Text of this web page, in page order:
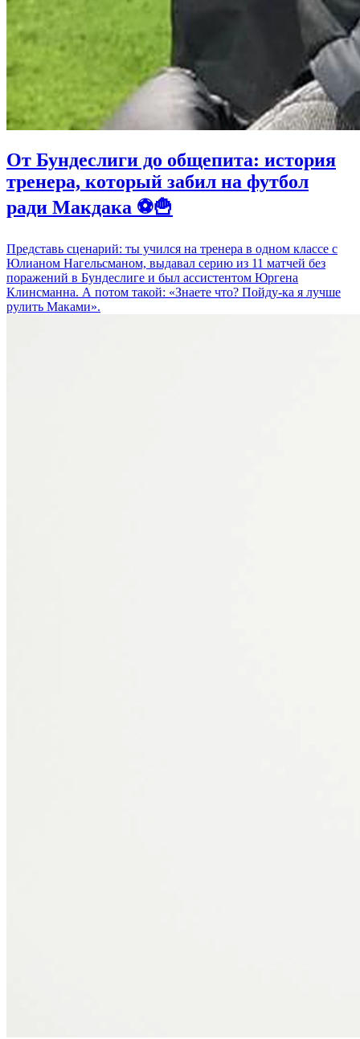
От Бундеслиги до общепита: история
тренера, который забил на футбол
ради Макдака ⚽🍟
Представь сценарий: ты учился на тренера в одном классе с
Юлианом Нагельсманом, выдавал серию из 11 матчей без
поражений в Бундеслиге и был ассистентом Юргена
Клинсманна. А потом такой: «Знаете что? Пойду-ка я лучше
рулить Маками».